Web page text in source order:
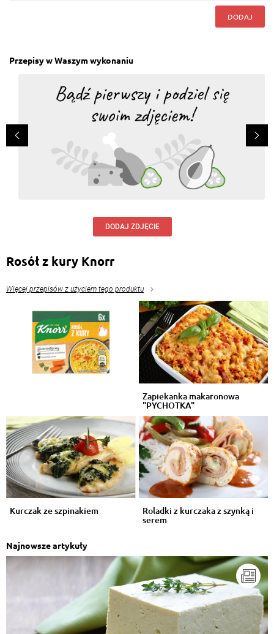
DODAJ
Przepisy w Waszym wykonaniu
DODAJ ZDJĘCIE
Rosół z kury Knorr
Więcej przepisów z użyciem tego produktu
Zapiekanka makaronowa
"PYCHOTKA"
Kurczak ze szpinakiem Roladki z kurczaka z szynką i
serem
Najnowsze artykuły